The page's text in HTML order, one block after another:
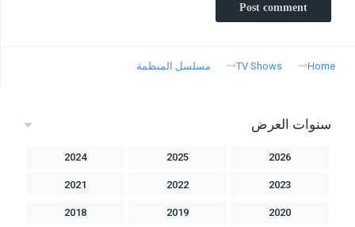
Home
TV Shows مسلسل المنظمة
سنوات العرض
2026
2025
2024
2023
2022
2021
2020
2019
2018